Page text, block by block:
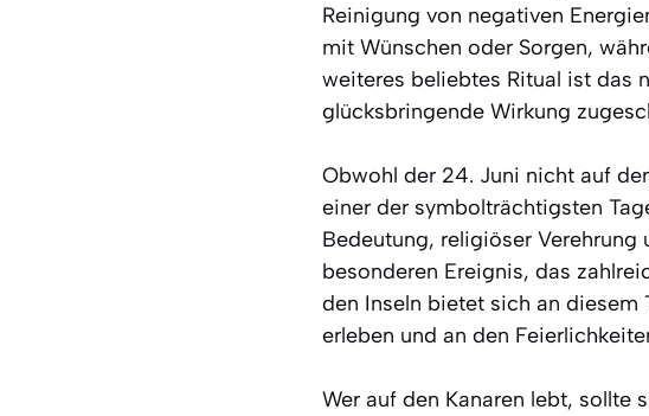
Reinigung von negativen
mit Wünschen oder Sorgen,
weiteres beliebtes Ritual ist das
glücksbringende Wirkung
Obwohl der 24. Juni nicht auf
einer der symbolträchtigsten
Bedeutung, religiöser
besonderen Ereignis, das
den Inseln bietet sich an diesem
erleben und an den
Wer auf den Kanaren lebt, sollte